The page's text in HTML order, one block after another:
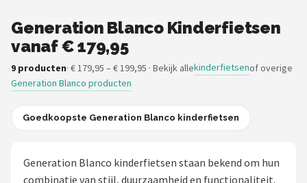
Merken
Blog
Fietsroutes
Generation Blanco Kinderfietsen
vanaf € 179,95
9 producten· € 179,95 – € 199,95 · Bekijk allekinderfietsenof overige
Generation Blanco producten
Goedkoopste Generation Blanco kinderfietsen
Generation Blanco kinderfietsen staan bekend om hun
combinatie van stijl, duurzaamheid en functionaliteit.